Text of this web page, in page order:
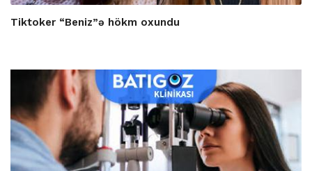
Tiktoker “Beniz”ə hökm oxundu